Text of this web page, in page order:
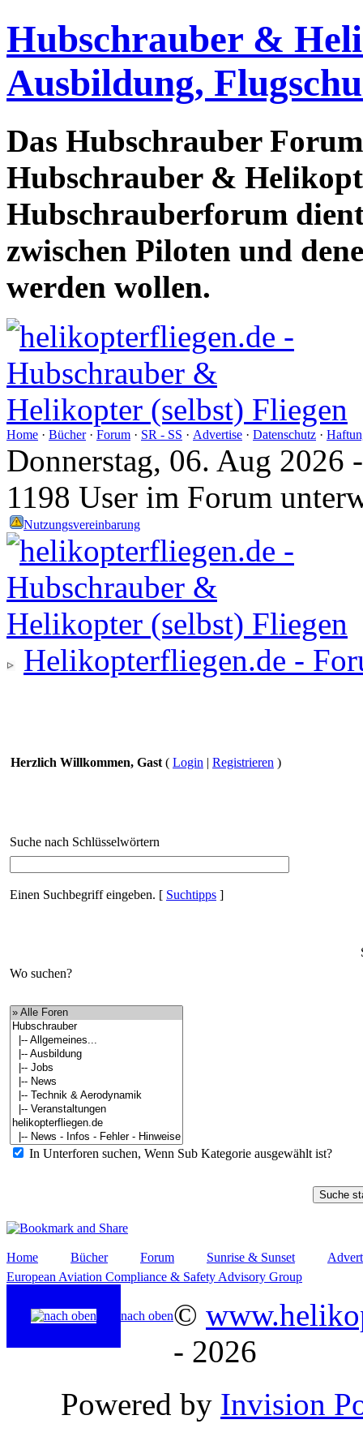
Hubschrauber &
Ausbildung,
Das Hubschrauber
Hubschrauber &
Hubschrauberforum
zwischen Piloten und
werden wollen.
Home · Bücher· Forum · SR - SS · Advertise · Datenschutz ·
Donnerstag, 06. Aug 2026
1198 User im Forum
Nutzungsvereinbarung
Helikopterfliegen.de -
Herzlich Willkommen, Gast ( Login | Registrieren )
Suche nach Schlüsselwörtern
Einen Suchbegriff eingeben. [ Suchtipps ]
Wo suchen?
In Unterforen suchen, Wenn Sub Kategorie ausgewählt ist?
Home Bücher Forum Sunrise & Sunset
European Aviation Compliance & Safety Advisory Group
nach oben©
- 2026
Powered by Invision